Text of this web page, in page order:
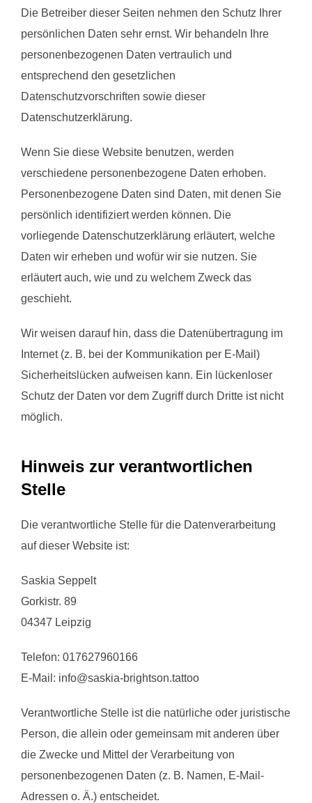
Die Betreiber dieser Seiten nehmen den Schutz Ihrer
persönlichen Daten sehr ernst. Wir behandeln Ihre
personenbezogenen Daten vertraulich und
entsprechend den gesetzlichen
Datenschutzvorschriften sowie dieser
Datenschutzerklärung.
Wenn Sie diese Website benutzen, werden
verschiedene personenbezogene Daten erhoben.
Personenbezogene Daten sind Daten, mit denen Sie
persönlich identifiziert werden können. Die
vorliegende Datenschutzerklärung erläutert, welche
Daten wir erheben und wofür wir sie nutzen. Sie
erläutert auch, wie und zu welchem Zweck das
geschieht.
Wir weisen darauf hin, dass die Datenübertragung im
Internet (z. B. bei der Kommunikation per E-Mail)
Sicherheitslücken aufweisen kann. Ein lückenloser
Schutz der Daten vor dem Zugriff durch Dritte ist nicht
möglich.
Hinweis zur verantwortlichen
Stelle
Die verantwortliche Stelle für die Datenverarbeitung
auf dieser Website ist:
Saskia Seppelt
Gorkistr. 89
04347 Leipzig
Telefon: 017627960166
E-Mail: info@saskia-brightson.tattoo
Verantwortliche Stelle ist die natürliche oder juristische
Person, die allein oder gemeinsam mit anderen über
die Zwecke und Mittel der Verarbeitung von
personenbezogenen Daten (z. B. Namen, E-Mail-
Adressen o. Ä.) entscheidet.